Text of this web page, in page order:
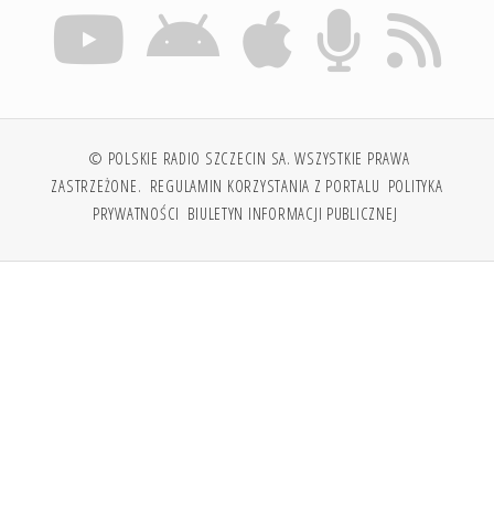
© POLSKIE RADIO SZCZECIN SA. WSZYSTKIE PRAWA
ZASTRZEŻONE. REGULAMIN KORZYSTANIA Z PORTALU POLITYKA
PRYWATNOŚCI BIULETYN INFORMACJI PUBLICZNEJ